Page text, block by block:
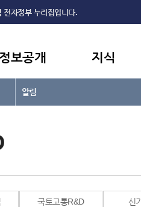
전자정부 누리집입니다.
정보공개 지식
알림
국토교통R&D 신